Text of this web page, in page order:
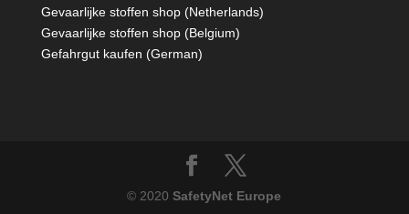
Gevaarlijke stoffen shop (Netherlands)
Gevaarlijke stoffen shop (Belgium)
Gefahrgut kaufen (German)
© 2020SafetyNet Europe